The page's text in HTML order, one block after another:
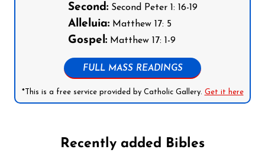
Second:Second Peter 1: 16-19
Alleluia:Matthew 17: 5
Gospel:Matthew 17: 1-9
FULL MASS READINGS
*This is a free service provided by Catholic Gallery. Get it here
Recently added Bibles